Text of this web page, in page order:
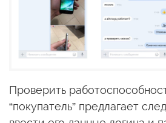
Проверить
“покупатель” предлагает